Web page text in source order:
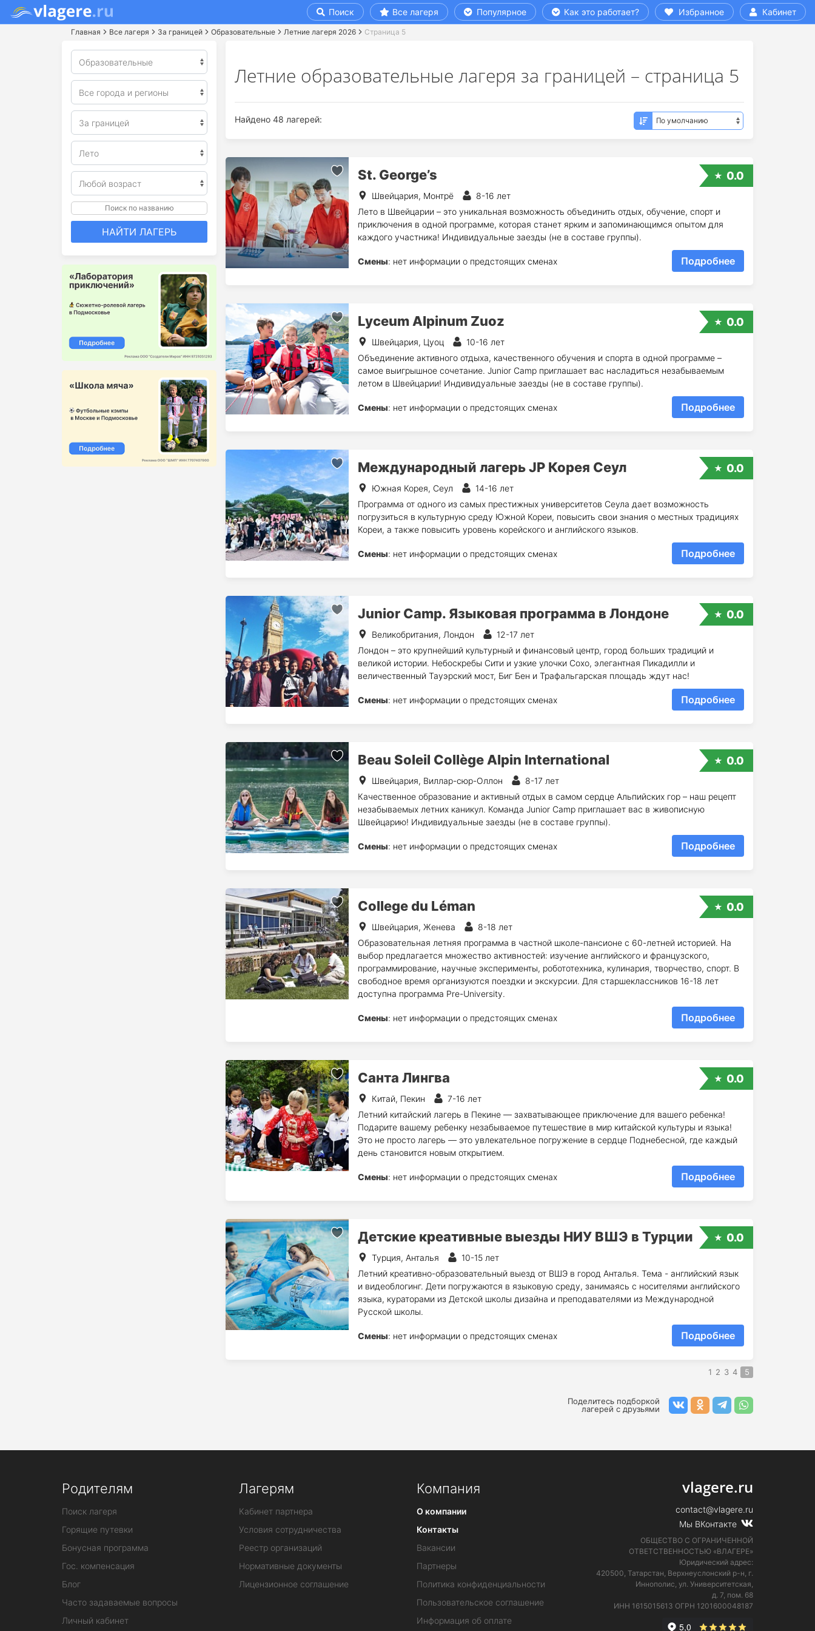
Поиск Все лагеря Популярное Как это работает? Избранное Кабинет
Главная Все лагеря За границей Образовательные Летние лагеря 2026 Страница 5
Поиск по названию
НАЙТИ ЛАГЕРЬ
Летние образовательные лагеря за границей – страница 5
Найдено 48 лагерей:
St. George’s
Швейцария, Монтрё
8-16 лет
Лето в Швейцарии – это уникальная возможность объединить отдых, обучение, спорт и
приключения в одной программе, которая станет ярким и запоминающимся опытом для
каждого участника! Индивидуальные заезды (не в составе группы).
Смены: нет информации о предстоящих сменах Подробнее
0.0
Lyceum Alpinum Zuoz
Швейцария, Цуоц
10-16 лет
Объединение активного отдыха, качественного обучения и спорта в одной программе –
самое выигрышное сочетание. Junior Camp приглашает вас насладиться незабываемым
летом в Швейцарии! Индивидуальные заезды (не в составе группы).
Смены: нет информации о предстоящих сменах Подробнее
0.0
Международный лагерь JP Корея Сеул
Южная Корея, Сеул
14-16 лет
Программа от одного из самых престижных университетов Сеула дает возможность
погрузиться в культурную среду Южной Кореи, повысить свои знания о местных традициях
Кореи, а также повысить уровень корейского и английского языков.
Смены: нет информации о предстоящих сменах Подробнее
0.0
Junior Camp. Языковая программа в Лондоне
Великобритания, Лондон
12-17 лет
Лондон – это крупнейший культурный и финансовый центр, город больших традиций и
великой истории. Небоскребы Сити и узкие улочки Сохо, элегантная Пикадилли и
величественный Тауэрский мост, Биг Бен и Трафальгарская площадь ждут нас!
Смены: нет информации о предстоящих сменах Подробнее
0.0
Beau Soleil Collège Alpin International
Швейцария, Виллар-сюр-Оллон
8-17 лет
Качественное образование и активный отдых в самом сердце Альпийских гор – наш рецепт
незабываемых летних каникул. Команда Junior Camp приглашает вас в живописную
Швейцарию! Индивидуальные заезды (не в составе группы).
Смены: нет информации о предстоящих сменах Подробнее
0.0
College du Léman
Швейцария, Женева
8-18 лет
Образовательная летняя программа в частной школе-пансионе с 60-летней историей. На
выбор предлагается множество активностей: изучение английского и французского,
программирование, научные эксперименты, робототехника, кулинария, творчество, спорт. В
свободное время организуются поездки и экскурсии. Для старшеклассников 16-18 лет
доступна программа Pre-University.
Смены: нет информации о предстоящих сменах Подробнее
0.0
Санта Лингва
Китай, Пекин
7-16 лет
Летний китайский лагерь в Пекине — захватывающее приключение для вашего ребенка!
Подарите вашему ребенку незабываемое путешествие в мир китайской культуры и языка!
Это не просто лагерь — это увлекательное погружение в сердце Поднебесной, где каждый
день становится новым открытием.
Смены: нет информации о предстоящих сменах Подробнее
0.0
Детские креативные выезды НИУ ВШЭ в Турции
Турция, Анталья
10-15 лет
Летний креативно-образовательный выезд от ВШЭ в город Анталья. Тема - английский язык
и видеоблогинг. Дети погружаются в языковую среду, занимаясь с носителями английского
языка, кураторами из Детской школы дизайна и преподавателями из Международной
Русской школы.
Смены: нет информации о предстоящих сменах Подробнее
0.0
1 2 3 4 5
Поделитесь подборкой
лагерей с друзьями
Родителям
Поиск лагеря
Горящие путевки
Бонусная программа
Гос. компенсация
Блог
Часто задаваемые вопросы
Личный кабинет
Лагерям
Кабинет партнера
Условия сотрудничества
Реестр организаций
Нормативные документы
Лицензионное соглашение
Компания
О компании
Контакты
Вакансии
Партнеры
Политика конфиденциальности
Пользовательское соглашение
Информация об оплате
vlagere.ru
contact@vlagere.ru
Мы ВКонтакте
ОБЩЕСТВО С ОГРАНИЧЕННОЙ
ОТВЕТСТВЕННОСТЬЮ «ВЛАГЕРЕ»
Юридический адрес:
420500, Татарстан, Верхнеуслонский р-н, г.
Иннополис, ул. Университетская,
д. 7, пом. 68
ИНН 1615015613 ОГРН 1201600048187